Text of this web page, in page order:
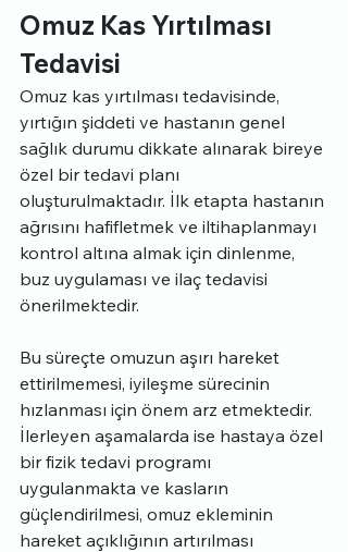
Omuz Kas Yırtılması
Tedavisi
Omuz kas yırtılması tedavisinde,
yırtığın şiddeti ve hastanın genel
sağlık durumu dikkate alınarak bireye
özel bir tedavi planı
oluşturulmaktadır. İlk etapta hastanın
ağrısını hafifletmek ve iltihaplanmayı
kontrol altına almak için dinlenme,
buz uygulaması ve ilaç tedavisi
önerilmektedir.
Bu süreçte omuzun aşırı hareket
ettirilmemesi, iyileşme sürecinin
hızlanması için önem arz etmektedir.
İlerleyen aşamalarda ise hastaya özel
bir fizik tedavi programı
uygulanmakta ve kasların
güçlendirilmesi, omuz ekleminin
hareket açıklığının artırılması